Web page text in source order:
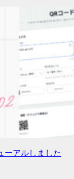
ーアルしました